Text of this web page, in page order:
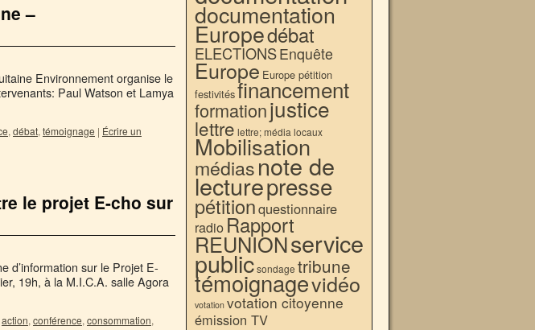
–
Environnement organise le
Paul Watson et Lamya
, débat, témoignage | Écrire un
le projet E-cho sur
d’information sur le Projet E-
19h, à la M.I.C.A. salle Agora
action, conférence, consommation,
documentation
Europedébat
ELECTIONSEnquête
Europe Europe pétition
festivitésfinancement
formationjustice
lettre lettre; média locaux
Mobilisation
médiasnote de
lecturepresse
pétitionquestionnaire
radio Rapport
REUNIONservice
publicsondage tribune
témoignagevidéo
votation votation citoyenne
émission TV